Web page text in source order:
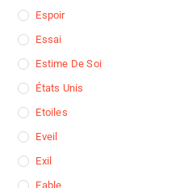
Espoir
Essai
Estime De Soi
États Unis
Etoiles
Eveil
Exil
Fable